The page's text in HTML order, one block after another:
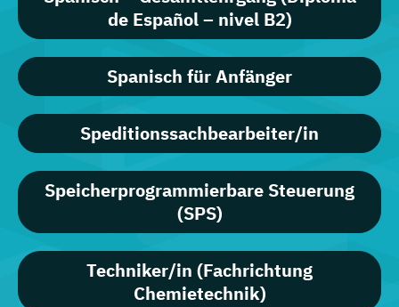
de Español – nivel B2)
Spanisch für Anfänger
Speditionssachbearbeiter/in
Speicherprogrammierbare Steuerung
(SPS)
Techniker/in (Fachrichtung
Chemietechnik)